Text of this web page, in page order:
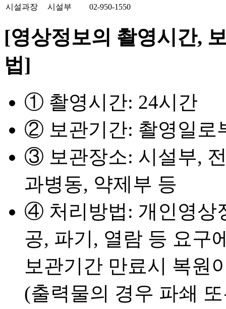
시설과장
시설부 02-950-1550
[영상정보의 촬영시간,
법]
① 촬영시간: 24시간
② 보관기간: 촬영일로
③ 보관장소: 시설부,
과병동, 약제부 등
④ 처리방법: 개인영상
공, 파기, 열람 등 요구
보관기간 만료시 복원
(출력물의 경우 파쇄